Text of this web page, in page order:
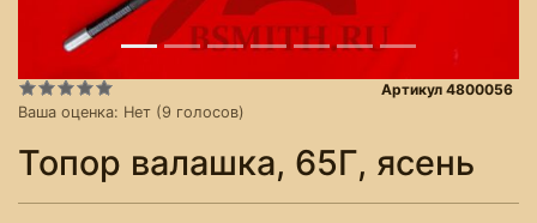
Ваша оценка: Нет (9 голосов)
Артикул 4800056
Топор валашка, 65Г, ясень